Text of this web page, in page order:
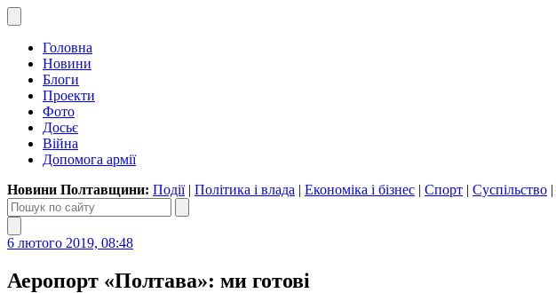
Головна
Новини
Блоги
Проекти
Фото
Досьє
Війна
Допомога армії
Новини Полтавщини: Події| Політика і влада | Економіка і бізнес | Спорт | Суспільство |
6 лютого 2019, 08:48
Аеропорт «Полтава»: ми готові